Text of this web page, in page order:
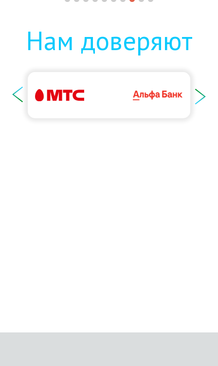
Нам доверяют